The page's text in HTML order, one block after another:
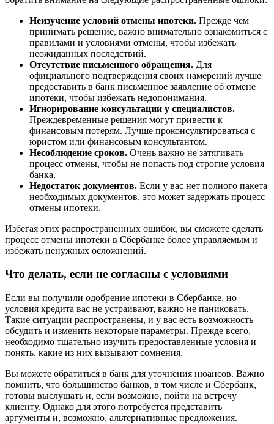
Неизучение условий отмены ипотеки. Прежде чем
принимать решение, важно внимательно ознакомиться с
правилами и условиями отмены, чтобы избежать
неожиданных последствий.
Отсутствие письменного обращения. Для
официального подтверждения своих намерений лучше
предоставить в банк письменное заявление об отмене
ипотеки, чтобы избежать недопонимания.
Игнорирование консультации у специалистов.
Преждевременные решения могут привести к
финансовым потерям. Лучше проконсультироваться с
юристом или финансовым консультантом.
Несоблюдение сроков. Очень важно не затягивать
процесс отмены, чтобы не попасть под строгие условия
банка.
Недостаток документов. Если у вас нет полного пакета
необходимых документов, это может задержать процесс
отмены ипотеки.
Избегая этих распространенных ошибок, вы сможете сделать
процесс отмены ипотеки в Сбербанке более управляемым и
избежать ненужных осложнений.
Что делать, если не согласны с условиями
Если вы получили одобрение ипотеки в Сбербанке, но
условия кредита вас не устраивают, важно не паниковать.
Такие ситуации распространены, и у вас есть возможность
обсудить и изменить некоторые параметры. Прежде всего,
необходимо тщательно изучить предоставленные условия и
понять, какие из них вызывают сомнения.
Вы можете обратиться в банк для уточнения нюансов. Важно
помнить, что большинство банков, в том числе и Сбербанк,
готовы выслушать и, если возможно, пойти на встречу
клиенту. Однако для этого потребуется представить
аргументы и, возможно, альтернативные предложения.